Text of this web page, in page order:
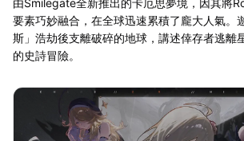
由Smilegate全新推出的卡厄思夢境，因其將
要素巧妙融合，在全球迅速累積了龐大人氣。
斯」浩劫後支離破碎的地球，講述倖存者逃離
的史詩冒險。